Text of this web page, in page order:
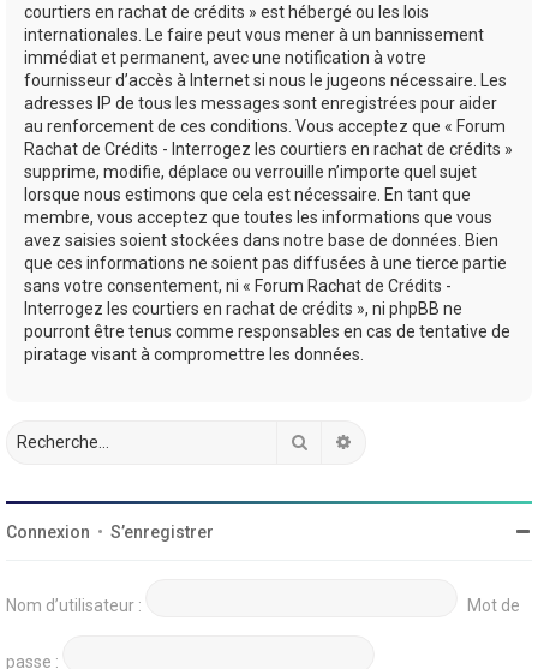
courtiers en rachat de crédits » est hébergé ou les lois
internationales. Le faire peut vous mener à un bannissement
immédiat et permanent, avec une notification à votre
fournisseur d’accès à Internet si nous le jugeons nécessaire. Les
adresses IP de tous les messages sont enregistrées pour aider
au renforcement de ces conditions. Vous acceptez que « Forum
Rachat de Crédits - Interrogez les courtiers en rachat de crédits »
supprime, modifie, déplace ou verrouille n’importe quel sujet
lorsque nous estimons que cela est nécessaire. En tant que
membre, vous acceptez que toutes les informations que vous
avez saisies soient stockées dans notre base de données. Bien
que ces informations ne soient pas diffusées à une tierce partie
sans votre consentement, ni « Forum Rachat de Crédits -
Interrogez les courtiers en rachat de crédits », ni phpBB ne
pourront être tenus comme responsables en cas de tentative de
piratage visant à compromettre les données.
Rechercher
Connexion • S’enregistrer
Nom d’utilisateur : Mot de
passe :